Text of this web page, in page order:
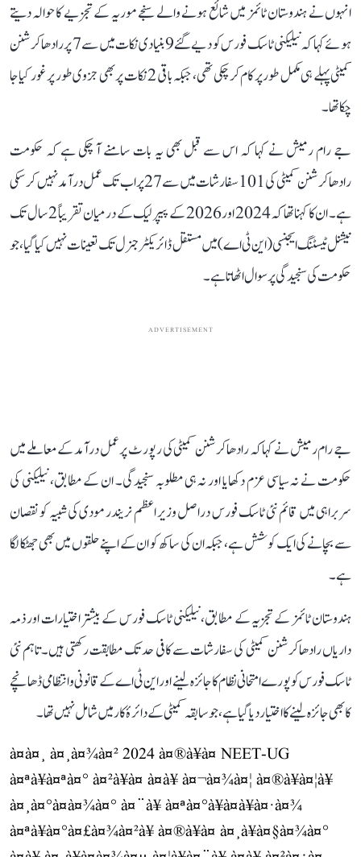
انہوں نے ہندوستان ٹائمز میں شائع ہونے والے سنجے موریہ کے تجزیے کا حوالہ دیتے
ہوئے کہا کہ نیلیکنی ٹاسک فورس کو دیے گئے 9 بنیادی نکات میں سے 7 پر رادھاکرشنن
کمیٹی پہلے ہی مکمل طور پر کام کر چکی تھی، جبکہ باقی 2 نکات پر بھی جزوی طور پر غور کیا جا
چکا تھا۔
جے رام رمیش نے کہا کہ اس سے قبل بھی یہ بات سامنے آ چکی ہے کہ حکومت
رادھاکرشنن کمیٹی کی 101 سفارشات میں سے 27 پر اب تک عمل درآمد نہیں کر سکی
ہے۔ ان کا کہنا تھا کہ 2024 اور 2026 کے پیپر لیک کے درمیان تقریباً 2 سال تک
نیشنل ٹیسٹنگ ایجنسی (این ٹی اے) میں مستقل ڈائریکٹر جنرل تک تعینات نہیں کیا گیا، جو
حکومت کی سنجیدگی پر سوال اٹھاتا ہے۔
ADVERTISEMENT
جے رام رمیش نے کہا کہ رادھاکرشنن کمیٹی کی رپورٹ پر عمل درآمد کے معاملے میں
حکومت نے نہ سیاسی عزم دکھایا اور نہ ہی مطلوبہ سنجیدگی۔ ان کے مطابق، نیلیکنی کی
سربراہی میں قائم نئی ٹاسک فورس دراصل وزیر اعظم نریندر مودی کی شبیہ کو نقصان
سے بچانے کی ایک کوشش ہے، جبکہ ان کی ساکھ کو ان کے اپنے حلقوں میں بھی جھٹکا لگا
ہے۔
ہندوستان ٹائمز کے تجزیہ کے مطابق، نیلیکنی ٹاسک فورس کے بیشتر اختیارات اور ذمہ
داریاں رادھاکرشنن کمیٹی کی سفارشات سے کافی حد تک مطابقت رکھتی ہیں۔ تاہم نئی
ٹاسک فورس کو پورے امتحانی نظام کا جائزہ لینے اور این ٹی اے کے قانونی و انتظامی ڈھانچے
کا بھی جائزہ لینے کا اختیار دیا گیا ہے، جو سابقہ کمیٹی کے دائرۂ کار میں شامل نہیں تھا۔
à¤à¤¸ à¤¸à¤¾à¤² 2024 à¤®à¥à¤ NEET-UG
à¤ªà¥à¤ªà¤° à¤²à¥à¤ à¤à¥ à¤¬à¤¾à¤¦ à¤®à¥à¤¦à¥
à¤¸à¤°à¤à¤¾à¤° à¤¨à¥ à¤ªà¤°à¥à¤à¥à¤·à¤¾
à¤ªà¥à¤°à¤£à¤¾à¤²à¥ à¤®à¥à¤ à¤¸à¥à¤§à¤¾à¤°